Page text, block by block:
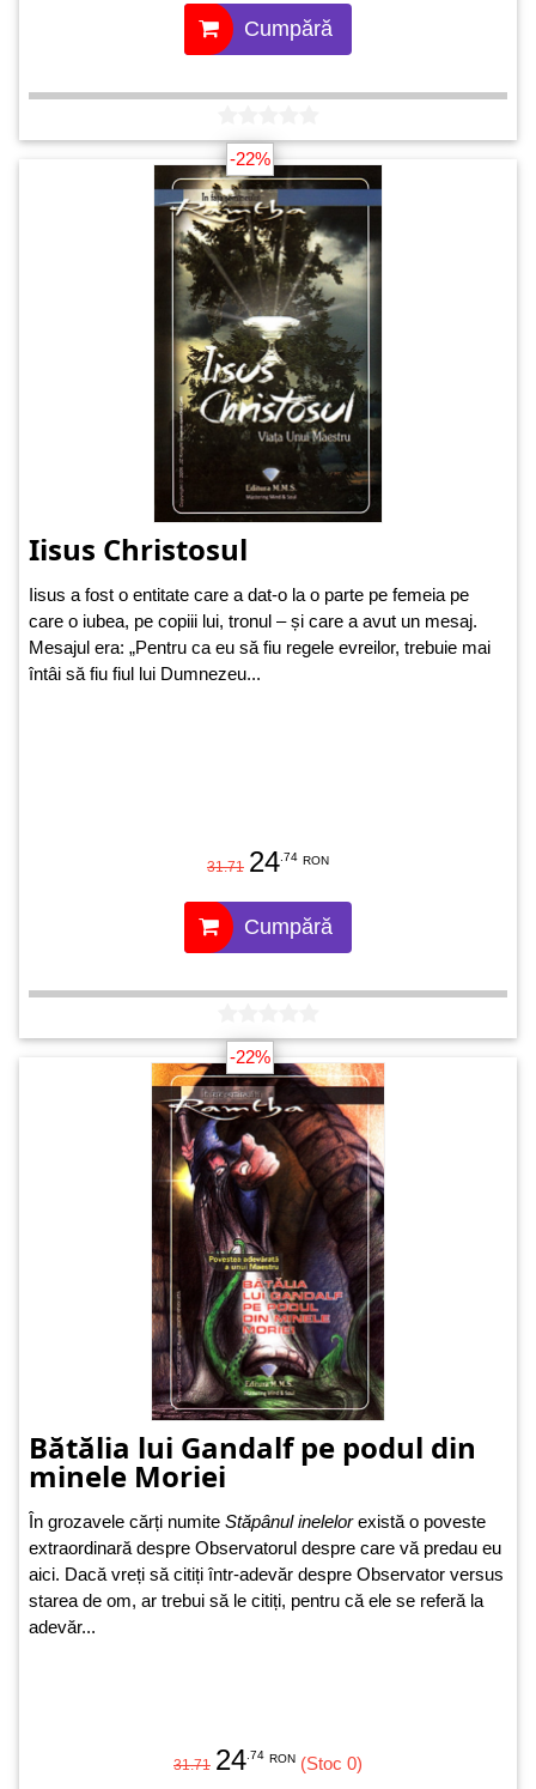
Cumpără
-22%
Iisus Christosul
Iisus a fost o entitate care a dat-o la o parte pe femeia pe
care o iubea, pe copiii lui, tronul – și care a avut un mesaj.
Mesajul era: „Pentru ca eu să fiu regele evreilor, trebuie mai
întâi să fiu fiul lui Dumnezeu...
31.71 24.74 RON
Cumpără
-22%
Bătălia lui Gandalf pe podul din
minele Moriei
În grozavele cărți numite Stăpânul inelelorexistă o poveste
extraordinară despre Observatorul despre care vă predau eu
aici. Dacă vreți să citiți într-adevăr despre Observator versus
starea de om, ar trebui să le citiți, pentru că ele se referă la
adevăr...
31.71 24.74 RON (Stoc 0)